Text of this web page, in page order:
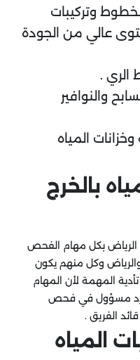
وتركيبات
عالي من الجودة
.
والنوافير
المياه
بالخرج
بكل مهام الفحص
وكل منهم يكون
المهمة لأن المهام
فرد مسؤول في فحص
الفريق .
المياه